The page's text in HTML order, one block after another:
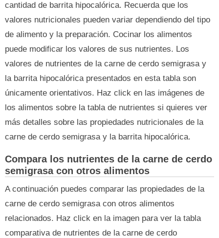
cantidad de barrita hipocalórica. Recuerda que los
valores nutricionales pueden variar dependiendo del tipo
de alimento y la preparación. Cocinar los alimentos
puede modificar los valores de sus nutrientes. Los
valores de nutrientes de la carne de cerdo semigrasa y
la barrita hipocalórica presentados en esta tabla son
únicamente orientativos. Haz click en las imágenes de
los alimentos sobre la tabla de nutrientes si quieres ver
más detalles sobre las propiedades nutricionales de la
carne de cerdo semigrasa y la barrita hipocalórica.
Compara los nutrientes de la carne de cerdo
semigrasa con otros alimentos
A continuación puedes comparar las propiedades de la
carne de cerdo semigrasa con otros alimentos
relacionados. Haz click en la imagen para ver la tabla
comparativa de nutrientes de la carne de cerdo